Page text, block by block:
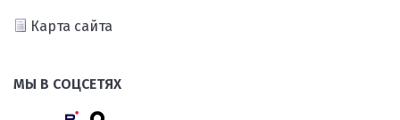
Карта сайта
МЫ В СОЦСЕТЯХ